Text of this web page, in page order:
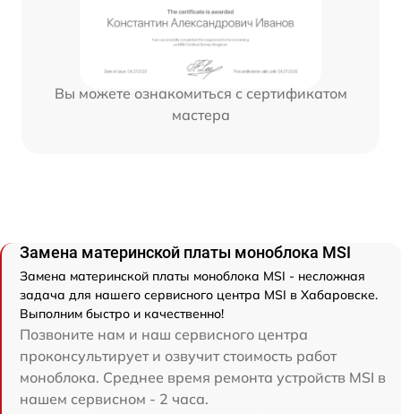
Вы можете ознакомиться с сертификатом
мастера
Замена материнской платы моноблока MSI
Замена материнской платы моноблока MSI - несложная
задача для нашего сервисного центра MSI в Хабаровске.
Выполним быстро и качественно!
Позвоните нам и наш сервисного центра
проконсультирует и озвучит стоимость работ
моноблока. Среднее время ремонта устройств MSI в
нашем сервисном - 2 часа.